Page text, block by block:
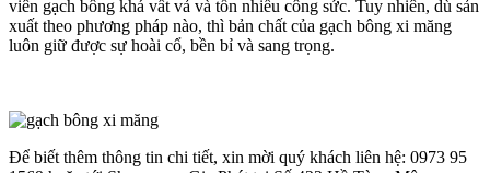
viên gạch bông khá vất vả và tốn nhiều công sức. Tuy nhiên, dù sản
xuất theo phương pháp nào, thì bản chất của gạch bông xi măng
luôn giữ được sự hoài cổ, bền bỉ và sang trọng.
Để biết thêm thông tin chi tiết, xin mời quý khách liên hệ: 0973 95